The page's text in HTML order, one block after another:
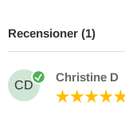
Recensioner (1)
CD
Christine D